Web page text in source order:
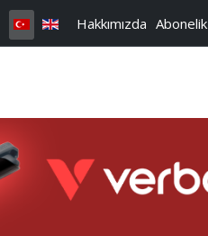
Hakkımızda Abonelik